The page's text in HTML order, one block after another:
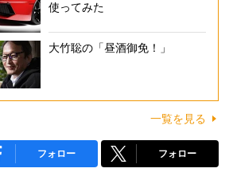
使ってみた
大竹聡の「昼酒御免！」
一覧を見る
フォロー フォロー